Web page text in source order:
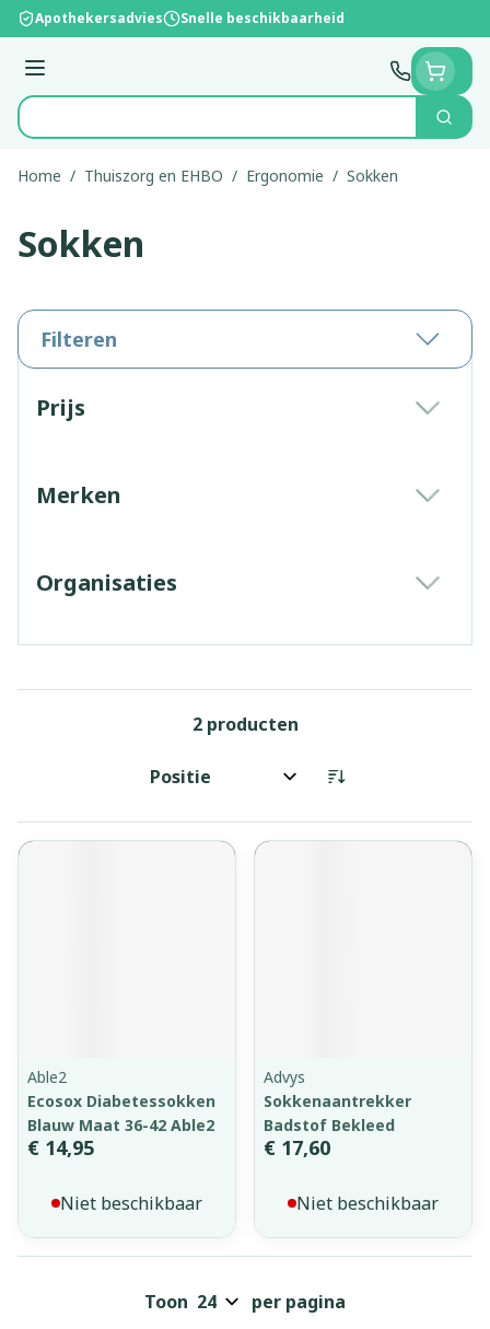
Ga naar de inhoud
Apothekersadvies Snelle beschikbaarheid
Menu
Product, merk, categorie...
Zoek
Home / Thuiszorg en EHBO / Ergonomie / Sokken
Sokken
Filteren
Prijs
Merken
Organisaties
2producten
Sorteer op:
Able2
Ecosox Diabetessokken
Blauw Maat 36-42 Able2
€ 14,95
Niet beschikbaar
Advys
Sokkenaantrekker
Badstof Bekleed
€ 17,60
Niet beschikbaar
Toon per pagina